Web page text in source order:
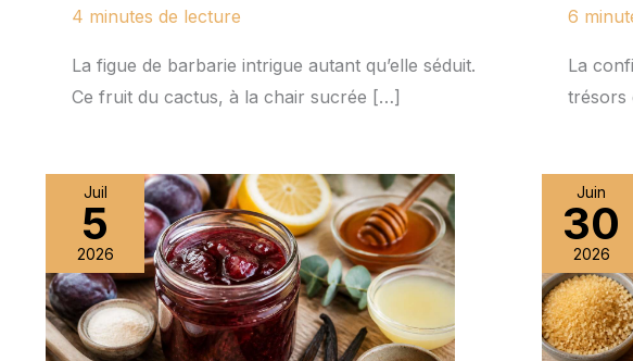
4 minutes de lecture
La figue de barbarie intrigue autant qu’elle séduit.
Ce fruit du cactus, à la chair sucrée […]
6
La
trésors
Juil
5
2026
Juin
30
2026